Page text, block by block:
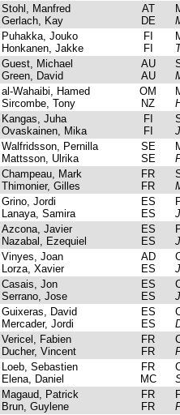
Stohl, Manfred
Gerlach, Kay
AT
DE
Puhakka, Jouko
Honkanen, Jakke
FI
FI
Guest, Michael
Green, David
AU
AU
al-Wahaibi, Hamed
Sircombe, Tony
OM
NZ
Kangas, Juha
Ovaskainen, Mika
FI
FI
Walfridsson, Pernilla
Mattsson, Ulrika
SE
SE
Champeau, Mark
Thimonier, Gilles
FR
FR
Grino, Jordi
Lanaya, Samira
ES
ES
Azcona, Javier
Nazabal, Ezequiel
ES
ES
Vinyes, Joan
Lorza, Xavier
AD
ES
Casais, Jon
Serrano, Jose
ES
ES
Guixeras, David
Mercader, Jordi
ES
ES
Vericel, Fabien
Ducher, Vincent
FR
FR
Loeb, Sebastien
Elena, Daniel
FR
MC
Magaud, Patrick
Brun, Guylene
FR
FR